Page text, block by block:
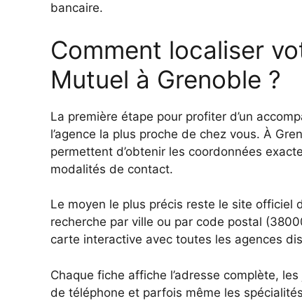
bancaire.
Comment localiser
Mutuel à Grenoble ?
La première étape pour profiter d’un
l’agence la plus proche de chez vous. À
permettent d’obtenir les coordonnées
modalités de contact.
Le moyen le plus précis reste le site officiel
recherche par ville ou par code postal
carte interactive avec toutes les agences
Chaque fiche affiche l’adresse complète,
de téléphone et parfois même les